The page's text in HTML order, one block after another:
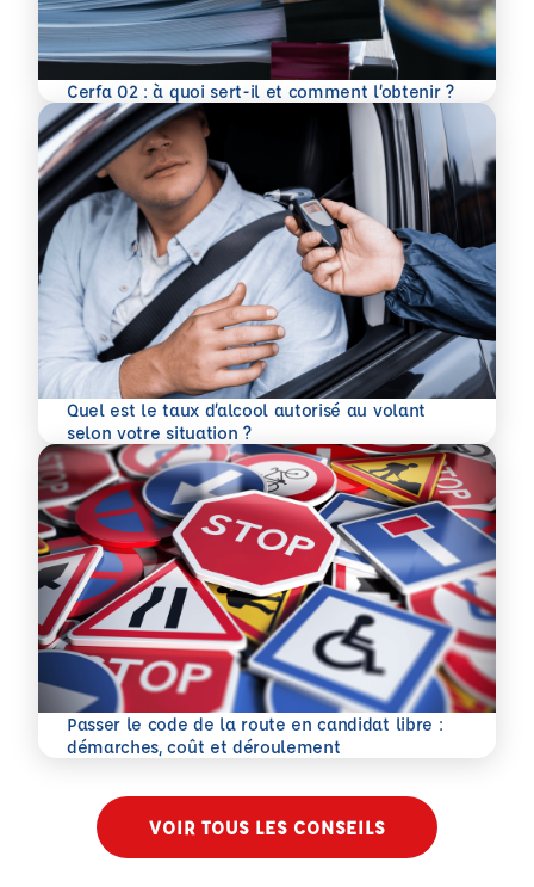
Cerfa 02 : à quoi sert-il et comment l’obtenir ?
En savoir plus
Quel est le taux d’alcool autorisé au volant
selon votre situation ?
En savoir plus
Passer le code de la route en candidat libre :
démarches, coût et déroulement
En savoir plus
VOIR TOUS LES CONSEILS